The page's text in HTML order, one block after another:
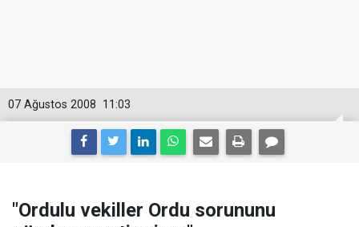
11:03
07 Ağustos 2008
"Ordulu vekiller Ordu sorununu